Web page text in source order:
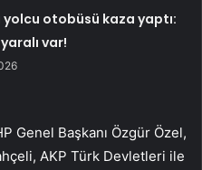
yolcu otobüsü kaza yaptı:
var!
Genel Başkanı Özgür Özel,
AKP Türk Devletleri ile